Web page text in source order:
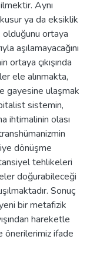
Aynı
ya da eksiklik
ortaya
aşılamayacağını
çıkışında
ele alınmakta,
gayesine ulaşmak
sistemin,
ihtimalinin olası
dönüşme
tehlikeleri
doğurabileceği
Sonuç
bir metafizik
hareketle
önerilerimiz ifade